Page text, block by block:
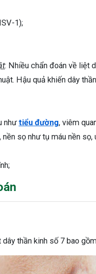
1);
: Nhiều chẩn đoán về liệt
Hậu quả khiến dây
nhưtiểu đường, viêm
sọ như tụ máu nền
thần kinh số 7 bao